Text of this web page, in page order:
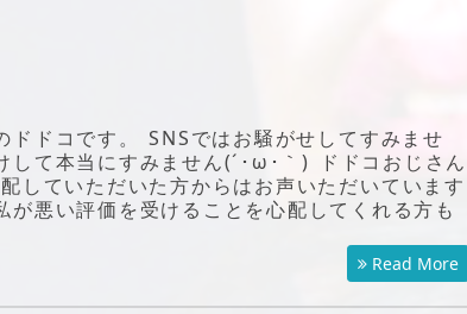
ドコです。 SNSではお騒がせしてすみませ
して本当にすみません(´･ω･｀) ドドコおじさん
していただいた方からはお声いただいています
悪い評価を受けることを心配してくれる方も
Read More